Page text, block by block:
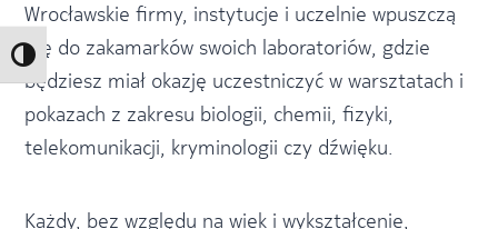
Toggle High Contrast
Wrocławskie firmy, instytucje i uczelnie wpuszczą
Cię do zakamarków swoich laboratoriów, gdzie
będziesz miał okazję uczestniczyć w warsztatach i
pokazach z zakresu biologii, chemii, fizyki,
telekomunikacji, kryminologii czy dźwięku.
Każdy, bez względu na wiek i wykształcenie,